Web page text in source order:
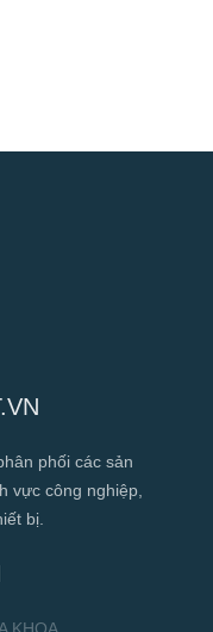
phối các sản
vực công nghiệp,
bị.
KHOA